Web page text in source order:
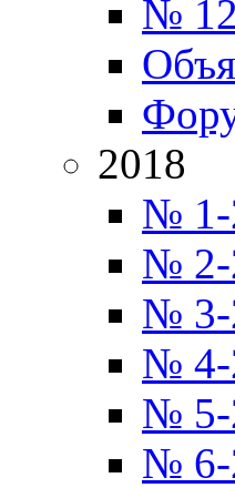
№
2018
№ 1-
№ 2-
№ 3-
№ 4-
№ 5-
№ 6-